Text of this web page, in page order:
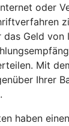
oder
das Geld von
Mit
Ihrer
haben